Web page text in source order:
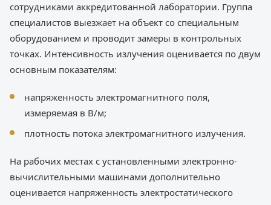
сотрудниками аккредитованной лаборатории. Группа
специалистов выезжает на объект со специальным
оборудованием и проводит замеры в контрольных
точках. Интенсивность излучения оценивается по двум
основным показателям:
напряженность электромагнитного поля,
измеряемая в В/м;
плотность потока электромагнитного излучения.
На рабочих местах с установленными электронно-
вычислительными машинами дополнительно
оценивается напряженность электростатического